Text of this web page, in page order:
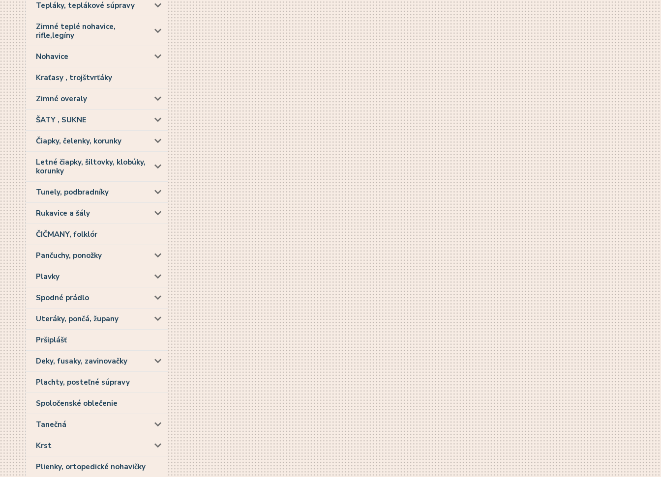
Tepláky, teplákové súpravy
Zimné teplé nohavice,
rifle,legíny
Nohavice
Kraťasy , trojštvrťáky
Zimné overaly
ŠATY , SUKNE
Čiapky, čelenky, korunky
Letné čiapky, šiltovky, klobúky,
korunky
Tunely, podbradníky
Rukavice a šály
ČIČMANY, folklór
Pančuchy, ponožky
Plavky
Spodné prádlo
Uteráky, pončá, župany
Pršiplášť
Deky, fusaky, zavinovačky
Plachty, posteľné súpravy
Spoločenské oblečenie
Tanečná
Krst
Plienky, ortopedické nohavičky